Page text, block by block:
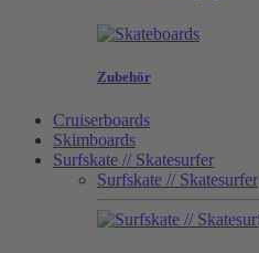
Zubehör
Cruiserboards
Skimboards
Surfskate // Skatesurfer
Surfskate // Skatesurfer